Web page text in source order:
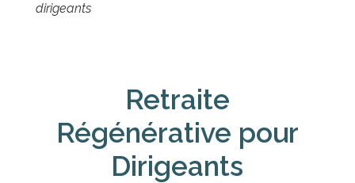
dirigeants
Retraite
Régénérative pour
Dirigeants